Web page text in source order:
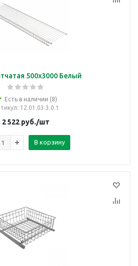
500х3000 Белый
Есть в наличии (8)
: 12.01.03.3.0.1
2 522 руб./шт
В корзину